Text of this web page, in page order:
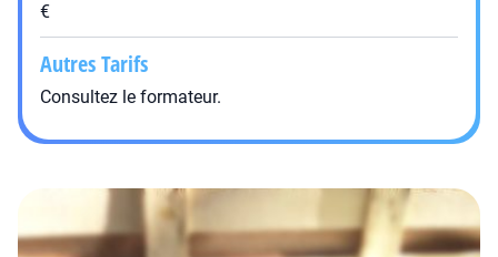
€
Autres Tarifs
Consultez le formateur.